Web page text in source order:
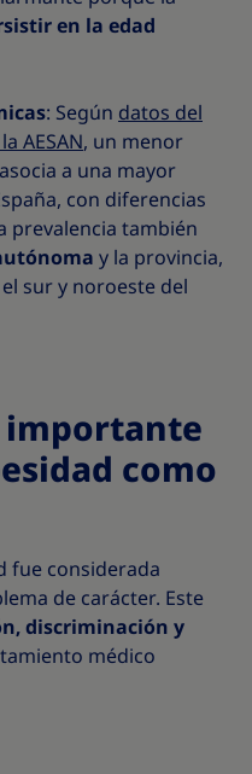
en la edad
: Según datos del
AESAN, un menor
a una mayor
con diferencias
prevalencia también
y la provincia,
sur y noroeste del
importante
como
fue considerada
de carácter. Este
discriminación y
médico